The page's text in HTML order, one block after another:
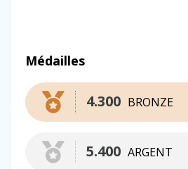
Médailles
BRONZE
4.300
ARGENT
5.400